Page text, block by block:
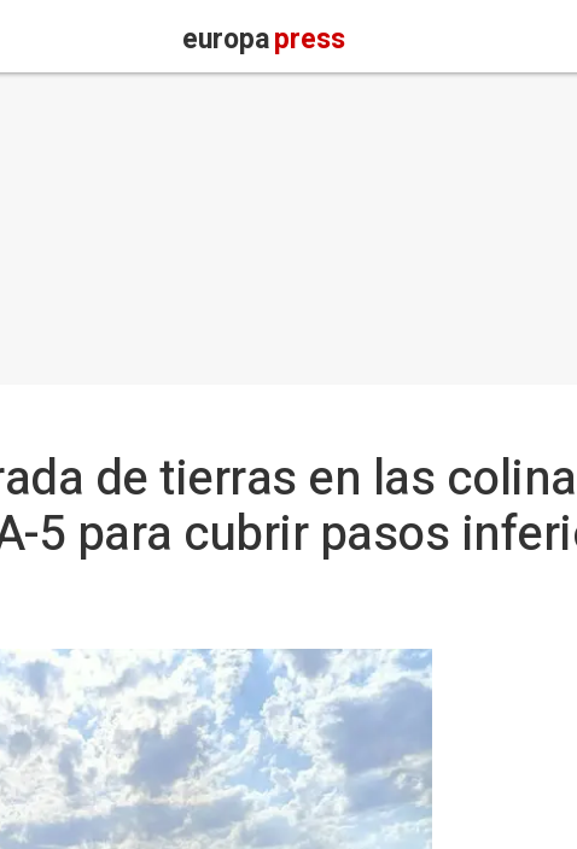
europapress
de tierras en las
5 para cubrir pasos